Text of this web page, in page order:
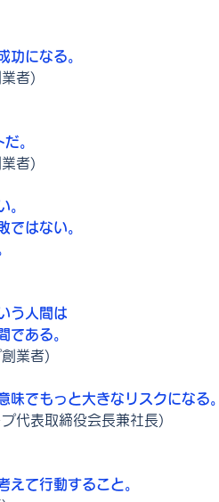
功になる。
者)
。
者)
。
ではない。
う人間は
である。
業者)
味でもっと大きなリスクになる。
代表取締役会長兼社長)
えて行動すること。